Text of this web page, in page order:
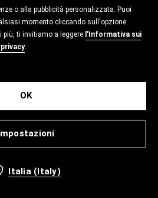
o alla pubblicità personalizzata. Puoi
momento cliccando sull'opzione
più, ti invitiamo a leggere l'Informativa sui
.
OK
Italia (Italy)